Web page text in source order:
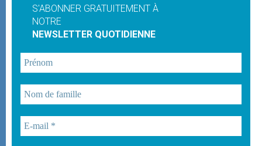
S'ABONNER GRATUITEMENT À
NOTRE
NEWSLETTER QUOTIDIENNE